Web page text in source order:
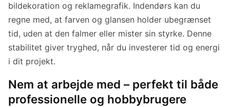
bildekoration og reklamegrafik. Indendørs kan du
regne med, at farven og glansen holder ubegrænset
tid, uden at den falmer eller mister sin styrke. Denne
stabilitet giver tryghed, når du investerer tid og energi
i dit projekt.
Nem at arbejde med – perfekt til både
professionelle og hobbybrugere